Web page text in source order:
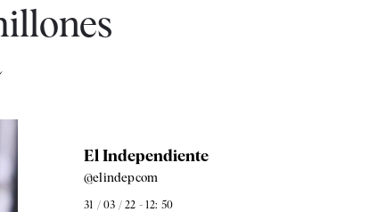
El Independiente
@elindepcom
31 / 03 / 22 - 12: 50